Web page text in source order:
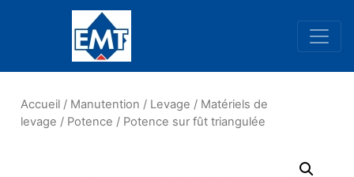
Navigation principale
Accueil / Manutention / Levage / Matériels de
levage / Potence / Potence sur fût triangulée